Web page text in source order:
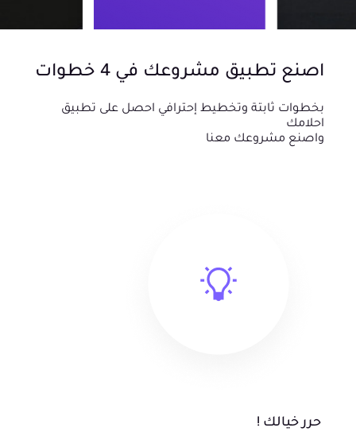
اصنع تطبيق مشروعك في 4 خطوات
بخطوات ثابتة وتخطيط إحترافي احصل على تطبيق
احلامك
واصنع مشروعك معنا
حرر خيالك !